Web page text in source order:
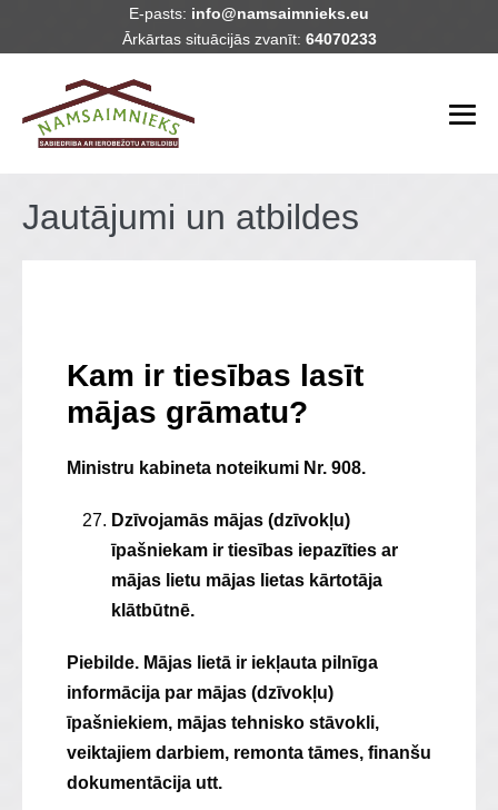
E-pasts: info@namsaimnieks.eu
Ārkārtas situācijās zvanīt: 64070233
Jautājumi un atbildes
Kam ir tiesības lasīt
mājas grāmatu?
Ministru kabineta noteikumi Nr. 908.
Dzīvojamās mājas (dzīvokļu)
īpašniekam ir tiesības iepazīties ar
mājas lietu mājas lietas kārtotāja
klātbūtnē.
Piebilde. Mājas lietā ir iekļauta pilnīga
informācija par mājas (dzīvokļu)
īpašniekiem, mājas tehnisko stāvokli,
veiktajiem darbiem, remonta tāmes, finanšu
dokumentācija utt.